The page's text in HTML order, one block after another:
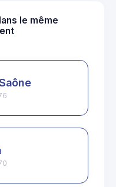
le même